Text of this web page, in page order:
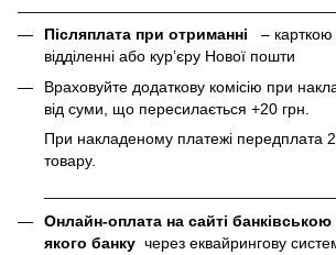
Післяплата при отриманні
– карткою
відділенні або курʼєру Нової пошти
Враховуйте додаткову комісію при
від суми, що пересилається +20 грн.
При накладеному платежі передплата
товару.
Онлайн-оплата на сайті
якого банку через еквайрингову